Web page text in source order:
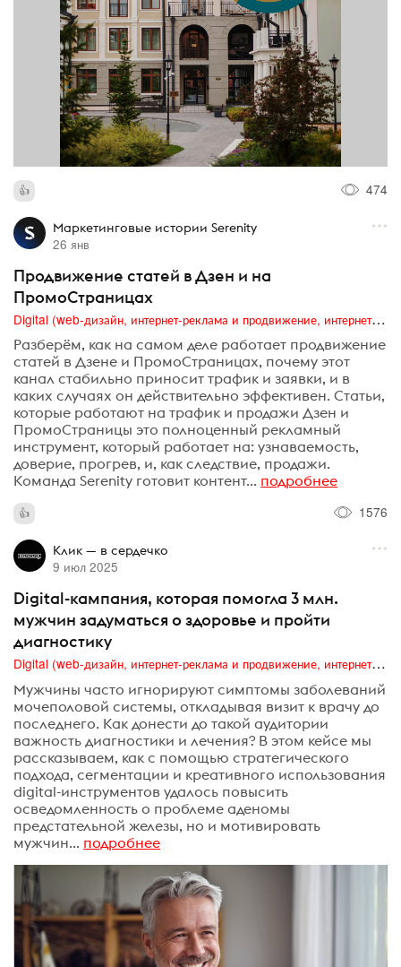
474
Маркетинговые истории Serenity
26 янв
Продвижение статей в Дзен и на
ПромоСтраницах
Digital (web-дизайн, интернет-реклама и продвижение, интернет-сообщества и блоги, интернет-коммуникации, мобильный маркетинг, реклама на цифровых экранах)
Разберём, как на самом деле работает продвижение
статей в Дзене и ПромоСтраницах, почему этот
канал стабильно приносит трафик и заявки, и в
каких случаях он действительно эффективен. Статьи,
которые работают на трафик и продажи Дзен и
ПромоСтраницы это полноценный рекламный
инструмент, который работает на: узнаваемость,
доверие, прогрев, и, как следствие, продажи.
Команда Serenity готовит контент... подробнее
1576
Клик — в сердечко
9 июл 2025
Digital-кампания, которая помогла 3 млн.
мужчин задуматься о здоровье и пройти
диагностику
Digital (web-дизайн, интернет-реклама и продвижение, интернет-сообщества и блоги, интернет-коммуникации, мобильный маркетинг, реклама на цифровых экранах)
Мужчины часто игнорируют симптомы заболеваний
мочеполовой системы, откладывая визит к врачу до
последнего. Как донести до такой аудитории
важность диагностики и лечения? В этом кейсе мы
рассказываем, как с помощью стратегического
подхода, сегментации и креативного использования
digital-инструментов удалось повысить
осведомленность о проблеме аденомы
предстательной железы, но и мотивировать
мужчин... подробнее